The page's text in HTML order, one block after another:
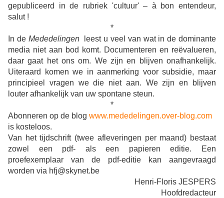
gepubliceerd in de rubriek 'cultuur' – à bon entendeur,
salut !
*
In de Mededelingenleest u veel van wat in de dominante
media niet aan bod komt. Documenteren en reëvalueren,
daar gaat het ons om. We zijn en blijven onafhankelijk.
Uiteraard komen we in aanmerking voor subsidie, maar
principieel vragen we die niet aan. We zijn en blijven
louter afhankelijk van uw spontane steun.
*
Abonneren op de blog www.mededelingen.over-blog.com
is kosteloos.
Van het tijdschrift (twee afleveringen per maand) bestaat
zowel een pdf- als een papieren editie. Een
proefexemplaar van de pdf-editie kan aangevraagd
worden via hfj@skynet.be
Henri-Floris JESPERS
Hoofdredacteur